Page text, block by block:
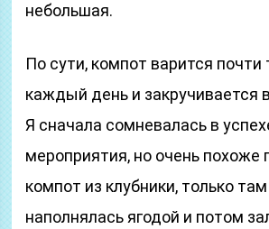
небольшая.
По сути, компот варится почти
каждый день и закручивается
Я сначала сомневалась в
мероприятия, но очень похоже
компот из клубники, только
наполнялась ягодой и потом